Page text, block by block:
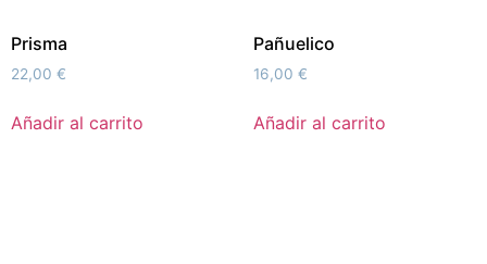
Prisma
22,00 €
Añadir al carrito
Pañuelico
16,00 €
Añadir al carrito